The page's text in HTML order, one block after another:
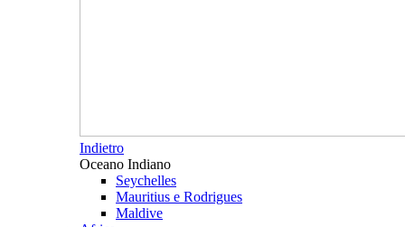
Indietro
Oceano Indiano
Seychelles
Mauritius e Rodrigues
Maldive